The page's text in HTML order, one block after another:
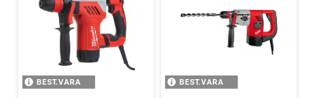
BEST.VARA BEST.VARA